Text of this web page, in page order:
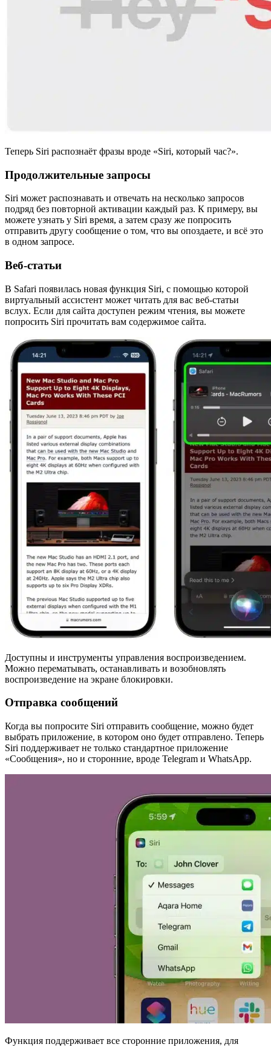
Теперь Siri распознаёт фразы вроде «Siri, который час?».
Продолжительные запросы
Siri может распознавать и отвечать на несколько запросов
подряд без повторной активации каждый раз. К примеру, вы
можете узнать у Siri время, а затем сразу же попросить
отправить другу сообщение о том, что вы опоздаете, и всё это
в одном запросе.
Веб-статьи
В Safari появилась новая функция Siri, с помощью которой
виртуальный ассистент может читать для вас веб-статьи
вслух. Если для сайта доступен режим чтения, вы можете
попросить Siri прочитать вам содержимое сайта.
Доступны и инструменты управления воспроизведением.
Можно перематывать, останавливать и возобновлять
воспроизведение на экране блокировки.
Отправка сообщений
Когда вы попросите Siri отправить сообщение, можно будет
выбрать приложение, в котором оно будет отправлено. Теперь
Siri поддерживает не только стандартное приложение
«Сообщения», но и сторонние, вроде Telegram и WhatsApp.
Функция поддерживает все сторонние приложения, для